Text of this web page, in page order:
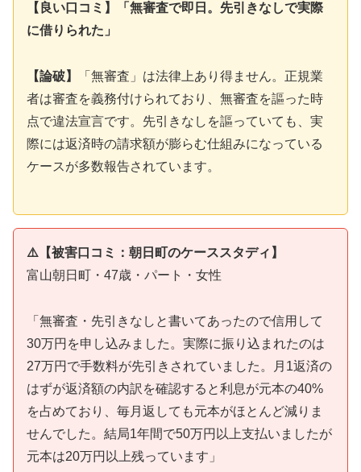
【良い口コミ】「無審査で即日。先引きなしで実際
に借りられた」
【論破】
「無審査」は法律上あり得ません。正規業
者は審査を義務付けられており、無審査を謳った時
点で違法宣言です。先引きなしを謳っていても、実
際には返済時の請求額が膨らむ仕組みになっている
ケースが多数報告されています。
⚠️【被害口コミ：朝日町のケーススタディ】
富山朝日町・47歳・パート・女性
「無審査・先引きなしと書いてあったので信用して
30万円を申し込みました。実際に振り込まれたのは
27万円で手数料が先引きされていました。月1返済の
はずが返済額の内訳を確認すると利息が元本の40%
を占めており、毎月返しても元本がほとんど減りま
せんでした。結局1年間で50万円以上支払いましたが
元本は20万円以上残っています」